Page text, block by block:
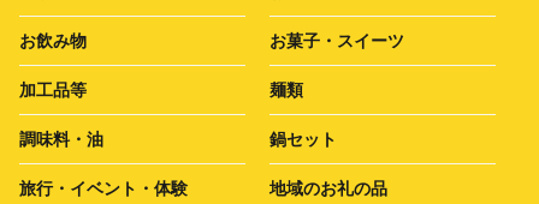
お飲み物 お菓子・スイーツ
加工品等 麺類
調味料・油 鍋セット
旅行・イベント・体験 地域のお礼の品